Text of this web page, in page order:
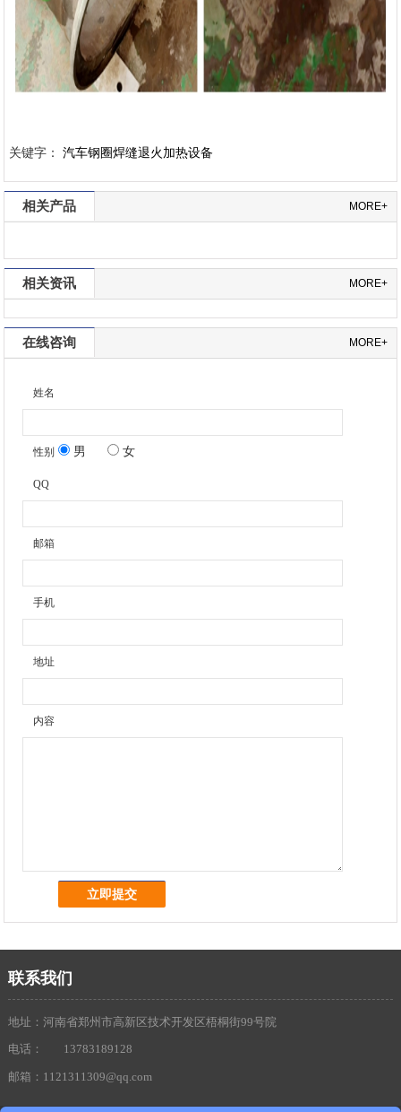
关键字： 汽车钢圈焊缝退火加热设备
MORE+
相关产品
MORE+
相关资讯
MORE+
在线咨询
姓名
性别 男 女
QQ
邮箱
手机
地址
内容
联系我们
地址：河南省郑州市高新区技术开发区梧桐街99号院
电话：
13783189128
邮箱：1121311309@qq.com